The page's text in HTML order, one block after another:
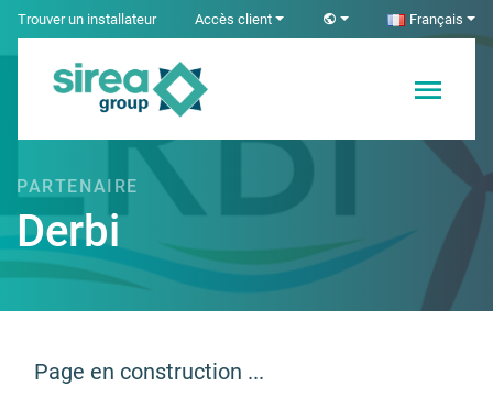
SkipTrouver un installateur Accès client Français
Solutions en
Électricité et
Automatisme
PARTENAIRE
Derbi
Page en construction ...